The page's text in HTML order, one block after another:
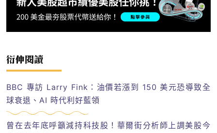
衍伸閱讀
BBC 專訪 Larry Fink：油價若漲到 150 美元恐導致全
球衰退、AI 時代利好藍領
曾在去年底呼籲減持科技股！華爾街分析師上調美股今